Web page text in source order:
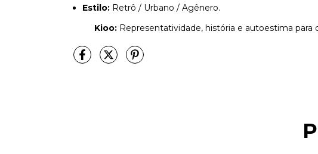
Estilo: Retrô / Urbano / Agênero.
Kioo: Representatividade, história e autoestima para